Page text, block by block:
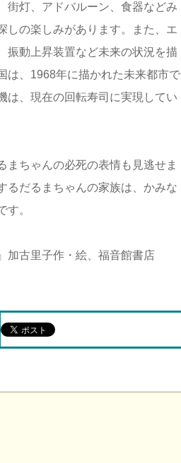
街灯、アドバルーン、食器などみ
しの楽しみがあります。また、エ
振動上昇装置など未来の状況を描
は、1968年に描かれた未来都市で
は、現在の回転寿司に実現してい
まちゃんの必死の表情も見逃せま
るだるまちゃんの家族は、かみな
す。
加古里子作・絵、福音館書店